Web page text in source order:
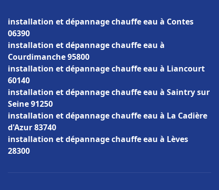
installation et dépannage chauffe eau à Contes
06390
installation et dépannage chauffe eau à
Courdimanche 95800
installation et dépannage chauffe eau à Liancourt
60140
installation et dépannage chauffe eau à Saintry sur
Seine 91250
installation et dépannage chauffe eau à La Cadière
d'Azur 83740
installation et dépannage chauffe eau à Lèves
28300